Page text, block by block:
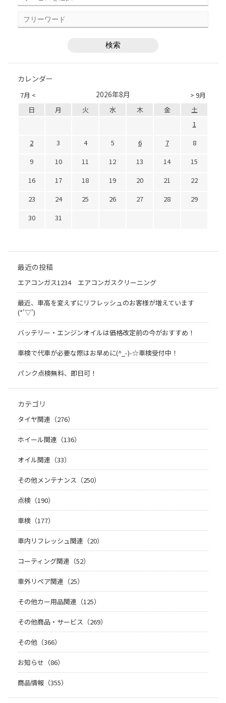
カレンダー
7月 < > 9月
2026年8月
日 月 火 水 木 金
土
1
2
3 4 5 6 7
8
9
10 11 12 13 14
15
16
17 18 19 20 21
22
23
24 25 26 27 28
29
30
31
最近の投稿
エアコンガス1234 エアコンガスクリーニング
最近、車高を変えずにリフレッシュのお客様が増えています
(*'▽')
バッテリー・エンジンオイルは価格改定前の今がおすすめ！
車検で代車が必要な際はお早めに(^_-)-☆車検受付中！
パンク点検無料、即日可！
カテゴリ
タイヤ関連（276）
ホイール関連（136）
オイル関連（33）
その他メンテナンス（250）
点検（190）
車検（177）
車内リフレッシュ関連（20）
コーティング関連（52）
車外リペア関連（25）
その他カー用品関連（125）
その他商品・サービス（269）
その他（366）
お知らせ（86）
商品情報（355）